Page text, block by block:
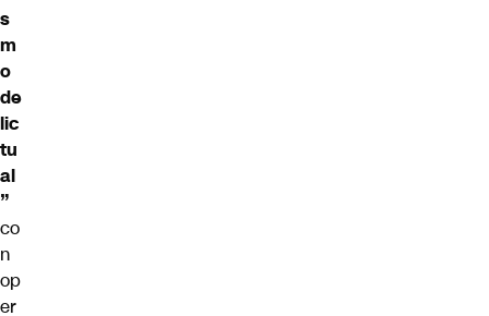
s
m
o
de
lic
tu
al
”
co
n
op
er